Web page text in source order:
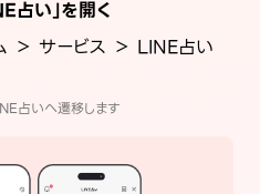
占い」を開く
＞ サービス ＞ LINE占い
占いへ遷移します